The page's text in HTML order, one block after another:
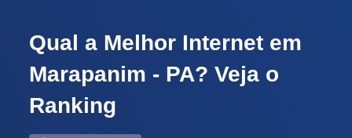
Qual a Melhor Internet em
Marapanim - PA? Veja o
Ranking